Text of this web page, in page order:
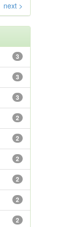
next >
3
3
3
2
2
2
2
2
2